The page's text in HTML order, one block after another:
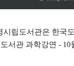
시립도서관은 한국
서관 과학강연 - 10